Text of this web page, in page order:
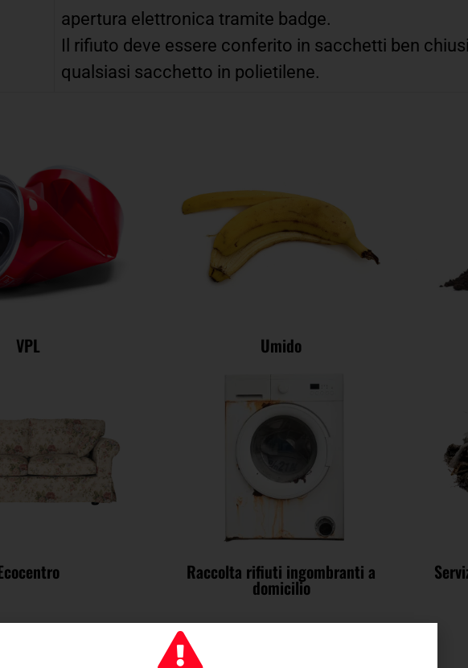
apertura elettronica tramite badge.
Il rifiuto deve essere conferito in sacchetti ben
qualsiasi sacchetto in polietilene.
VPL Umido
Raccolta rifiuti ingombranti a
domicilio